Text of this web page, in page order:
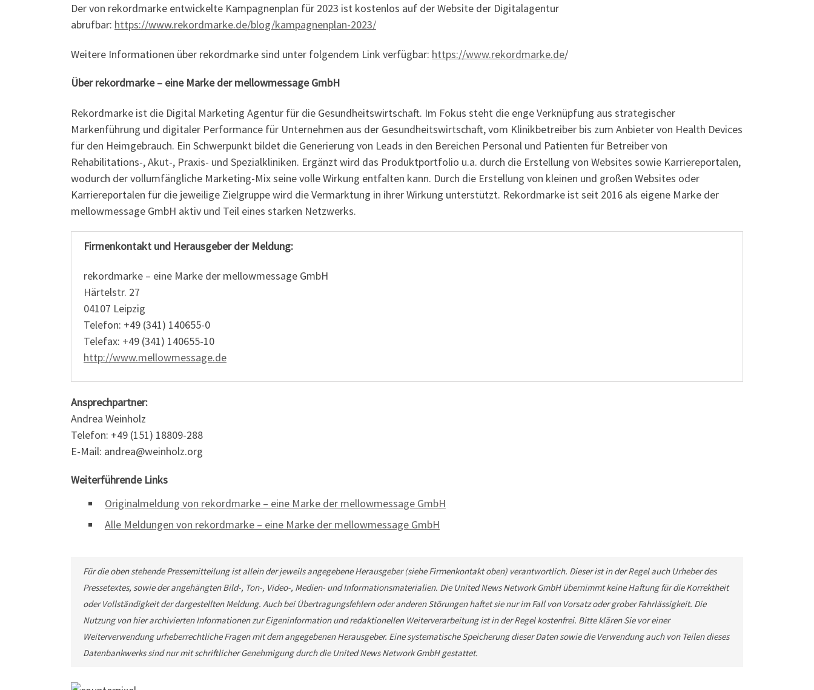
Der von rekordmarke entwickelte Kampagnenplan für 2023 ist kostenlos auf der Website der Digitalagentur
abrufbar: https://www.rekordmarke.de/blog/kampagnenplan-2023/
Weitere Informationen über rekordmarke sind unter folgendem Link verfügbar: https://www.rekordmarke.de/
Über rekordmarke – eine Marke der mellowmessage GmbH
Rekordmarke ist die Digital Marketing Agentur für die Gesundheitswirtschaft. Im Fokus steht die enge Verknüpfung aus strategischer
Markenführung und digitaler Performance für Unternehmen aus der Gesundheitswirtschaft, vom Klinikbetreiber bis zum Anbieter von Health Devices
für den Heimgebrauch. Ein Schwerpunkt bildet die Generierung von Leads in den Bereichen Personal und Patienten für Betreiber von
Rehabilitations-, Akut-, Praxis- und Spezialkliniken. Ergänzt wird das Produktportfolio u.a. durch die Erstellung von Websites sowie Karriereportalen,
wodurch der vollumfängliche Marketing-Mix seine volle Wirkung entfalten kann. Durch die Erstellung von kleinen und großen Websites oder
Karriereportalen für die jeweilige Zielgruppe wird die Vermarktung in ihrer Wirkung unterstützt. Rekordmarke ist seit 2016 als eigene Marke der
mellowmessage GmbH aktiv und Teil eines starken Netzwerks.
Firmenkontakt und Herausgeber der Meldung:
rekordmarke – eine Marke der mellowmessage GmbH
Härtelstr. 27
04107 Leipzig
Telefon: +49 (341) 140655-0
Telefax: +49 (341) 140655-10
http://www.mellowmessage.de
Ansprechpartner:
Andrea Weinholz
Telefon: +49 (151) 18809-288
E-Mail: andrea@weinholz.org
Weiterführende Links
Originalmeldung von rekordmarke – eine Marke der mellowmessage GmbH
Alle Meldungen von rekordmarke – eine Marke der mellowmessage GmbH
Für die oben stehende Pressemitteilung ist allein der jeweils angegebene Herausgeber (siehe Firmenkontakt oben) verantwortlich. Dieser ist in der Regel auch Urheber des
Pressetextes, sowie der angehängten Bild-, Ton-, Video-, Medien- und Informationsmaterialien. Die United News Network GmbH übernimmt keine Haftung für die Korrektheit
oder Vollständigkeit der dargestellten Meldung. Auch bei Übertragungsfehlern oder anderen Störungen haftet sie nur im Fall von Vorsatz oder grober Fahrlässigkeit. Die
Nutzung von hier archivierten Informationen zur Eigeninformation und redaktionellen Weiterverarbeitung ist in der Regel kostenfrei. Bitte klären Sie vor einer
Weiterverwendung urheberrechtliche Fragen mit dem angegebenen Herausgeber. Eine systematische Speicherung dieser Daten sowie die Verwendung auch von Teilen dieses
Datenbankwerks sind nur mit schriftlicher Genehmigung durch die United News Network GmbH gestattet.